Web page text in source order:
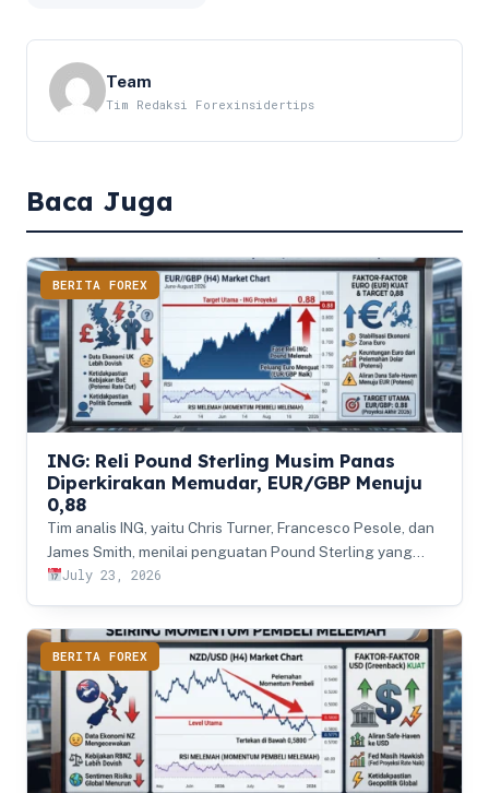
Team
Tim Redaksi Forexinsidertips
Baca Juga
BERITA FOREX
ING: Reli Pound Sterling Musim Panas
Diperkirakan Memudar, EUR/GBP Menuju
0,88
Tim analis ING, yaitu Chris Turner, Francesco Pesole, dan
James Smith, menilai penguatan Pound Sterling yang…
July 23, 2026
BERITA FOREX